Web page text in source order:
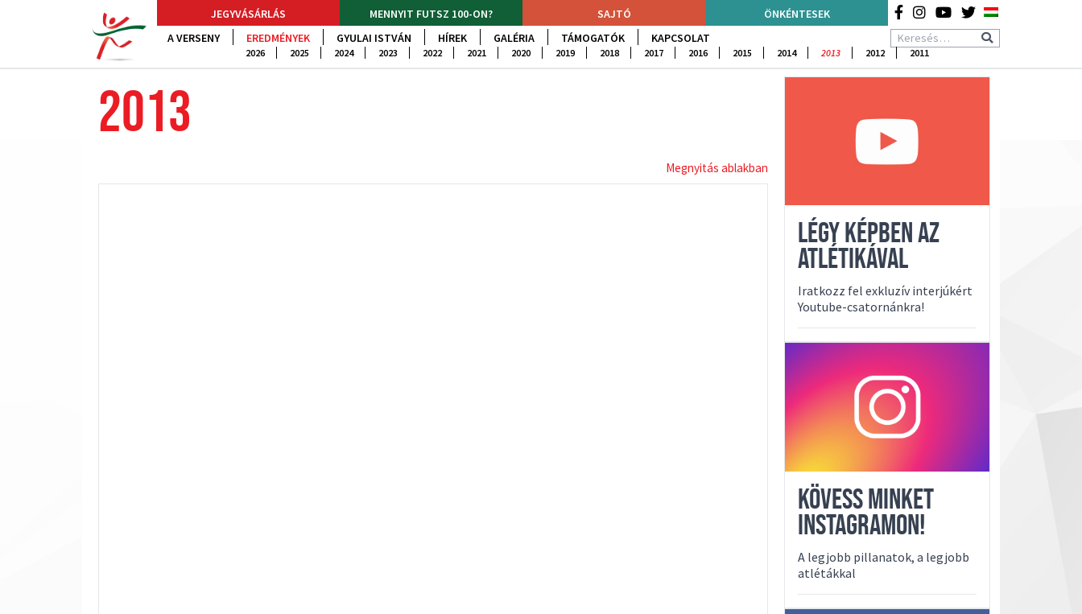
JEGYVÁSÁRLÁS MENNYIT FUTSZ 100-ON? SAJTÓ
ÖNKÉNTESEK
A VERSENY
EREDMÉNYEK
2026 2025 2024 2023 2022 2021 2020 2019 2018 2017 2016 2015 2014 2013 2012 2011
GYULAI ISTVÁN HÍREK GALÉRIA TÁMOGATÓK KAPCSOLAT
2013
Megnyitás ablakban
LÉGY KÉPBEN AZ
ATLÉTIKÁVAL
Iratkozz fel exkluzív interjúkért
Youtube-csatornánkra!
KÖVESS MINKET
INSTAGRAMON!
A legjobb pillanatok, a legjobb
atlétákkal